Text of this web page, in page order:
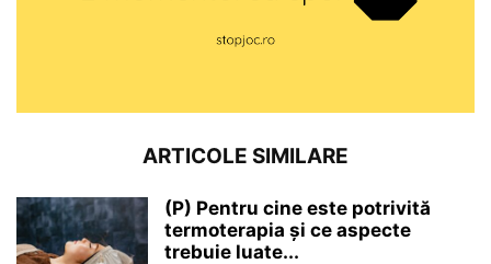
ARTICOLE SIMILARE
(P) Pentru cine este potrivită
termoterapia și ce aspecte
trebuie luate...